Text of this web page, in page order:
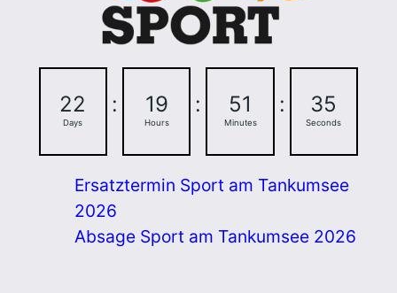
22
Days
: 19
Hours
: 51
Minutes
: 34
Seconds
Ersatztermin Sport am Tankumsee
2026
Absage Sport am Tankumsee 2026